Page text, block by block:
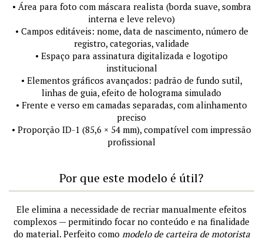
• Área para foto com máscara realista (borda suave, sombra
interna e leve relevo)
• Campos editáveis: nome, data de nascimento, número de
registro, categorias, validade
• Espaço para assinatura digitalizada e logotipo
institucional
• Elementos gráficos avançados: padrão de fundo sutil,
linhas de guia, efeito de holograma simulado
• Frente e verso em camadas separadas, com alinhamento
preciso
• Proporção ID-1 (85,6 × 54 mm), compatível com impressão
profissional
Por que este modelo é útil?
Ele elimina a necessidade de recriar manualmente efeitos
complexos — permitindo focar no conteúdo e na finalidade
do material. Perfeito como modelo de carteira de motorista